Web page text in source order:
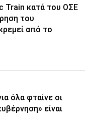
Train κατά του ΟΣΕ
του
από το
όλα φταίνε οι
είναι